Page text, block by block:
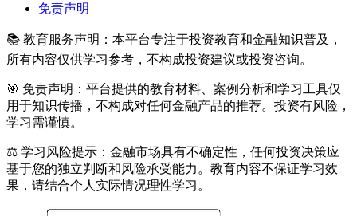
免责声明
📚 教育服务声明：本平台专注于投资教育和金融知识普及，
所有内容仅供学习参考，不构成投资建议或投资咨询。
🎯 免责声明：平台提供的教育材料、案例分析和学习工具仅
用于知识传播，不构成对任何金融产品的推荐。投资有风险，
学习需谨慎。
⚖️ 学习风险提示：金融市场具有不确定性，任何投资决策应
基于您的独立判断和风险承受能力。教育内容不保证学习效
果，请结合个人实际情况理性学习。